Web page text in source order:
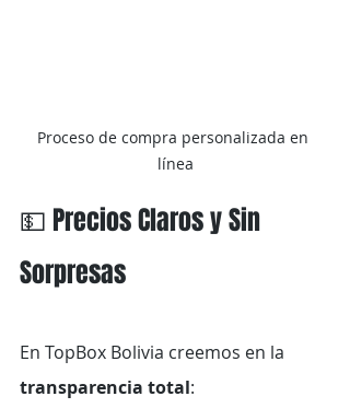
Proceso de compra personalizada en
línea
💵 Precios Claros y Sin
Sorpresas
En TopBox Bolivia creemos en la
transparencia total: